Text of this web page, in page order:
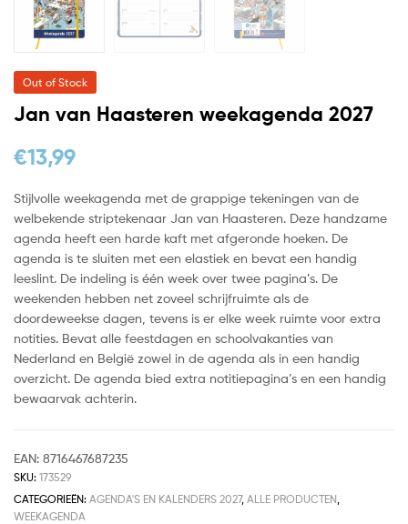
Out of Stock
Jan van Haasteren weekagenda 2027
€13,99
Stijlvolle weekagenda met de grappige tekeningen van de
welbekende striptekenaar Jan van Haasteren. Deze handzame
agenda heeft een harde kaft met afgeronde hoeken. De
agenda is te sluiten met een elastiek en bevat een handig
leeslint. De indeling is één week over twee pagina’s. De
weekenden hebben net zoveel schrijfruimte als de
doordeweekse dagen, tevens is er elke week ruimte voor extra
notities. Bevat alle feestdagen en schoolvakanties van
Nederland en België zowel in de agenda als in een handig
overzicht. De agenda bied extra notitiepagina’s en een handig
bewaarvak achterin.
EAN: 8716467687235
SKU: 173529
CATEGORIEËN: AGENDA'S EN KALENDERS 2027, ALLE PRODUCTEN
WEEKAGENDA